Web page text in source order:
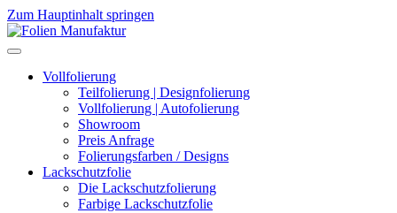
Zum Hauptinhalt springen
Vollfolierung
Teilfolierung | Designfolierung
Vollfolierung | Autofolierung
Showroom
Preis Anfrage
Folierungsfarben / Designs
Lackschutzfolie
Die Lackschutzfolierung
Farbige Lackschutzfolie